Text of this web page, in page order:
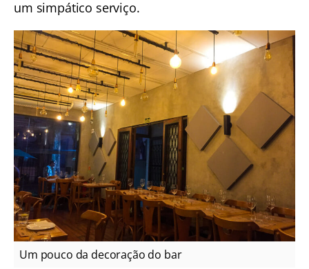
um simpático serviço.
Um pouco da decoração do bar